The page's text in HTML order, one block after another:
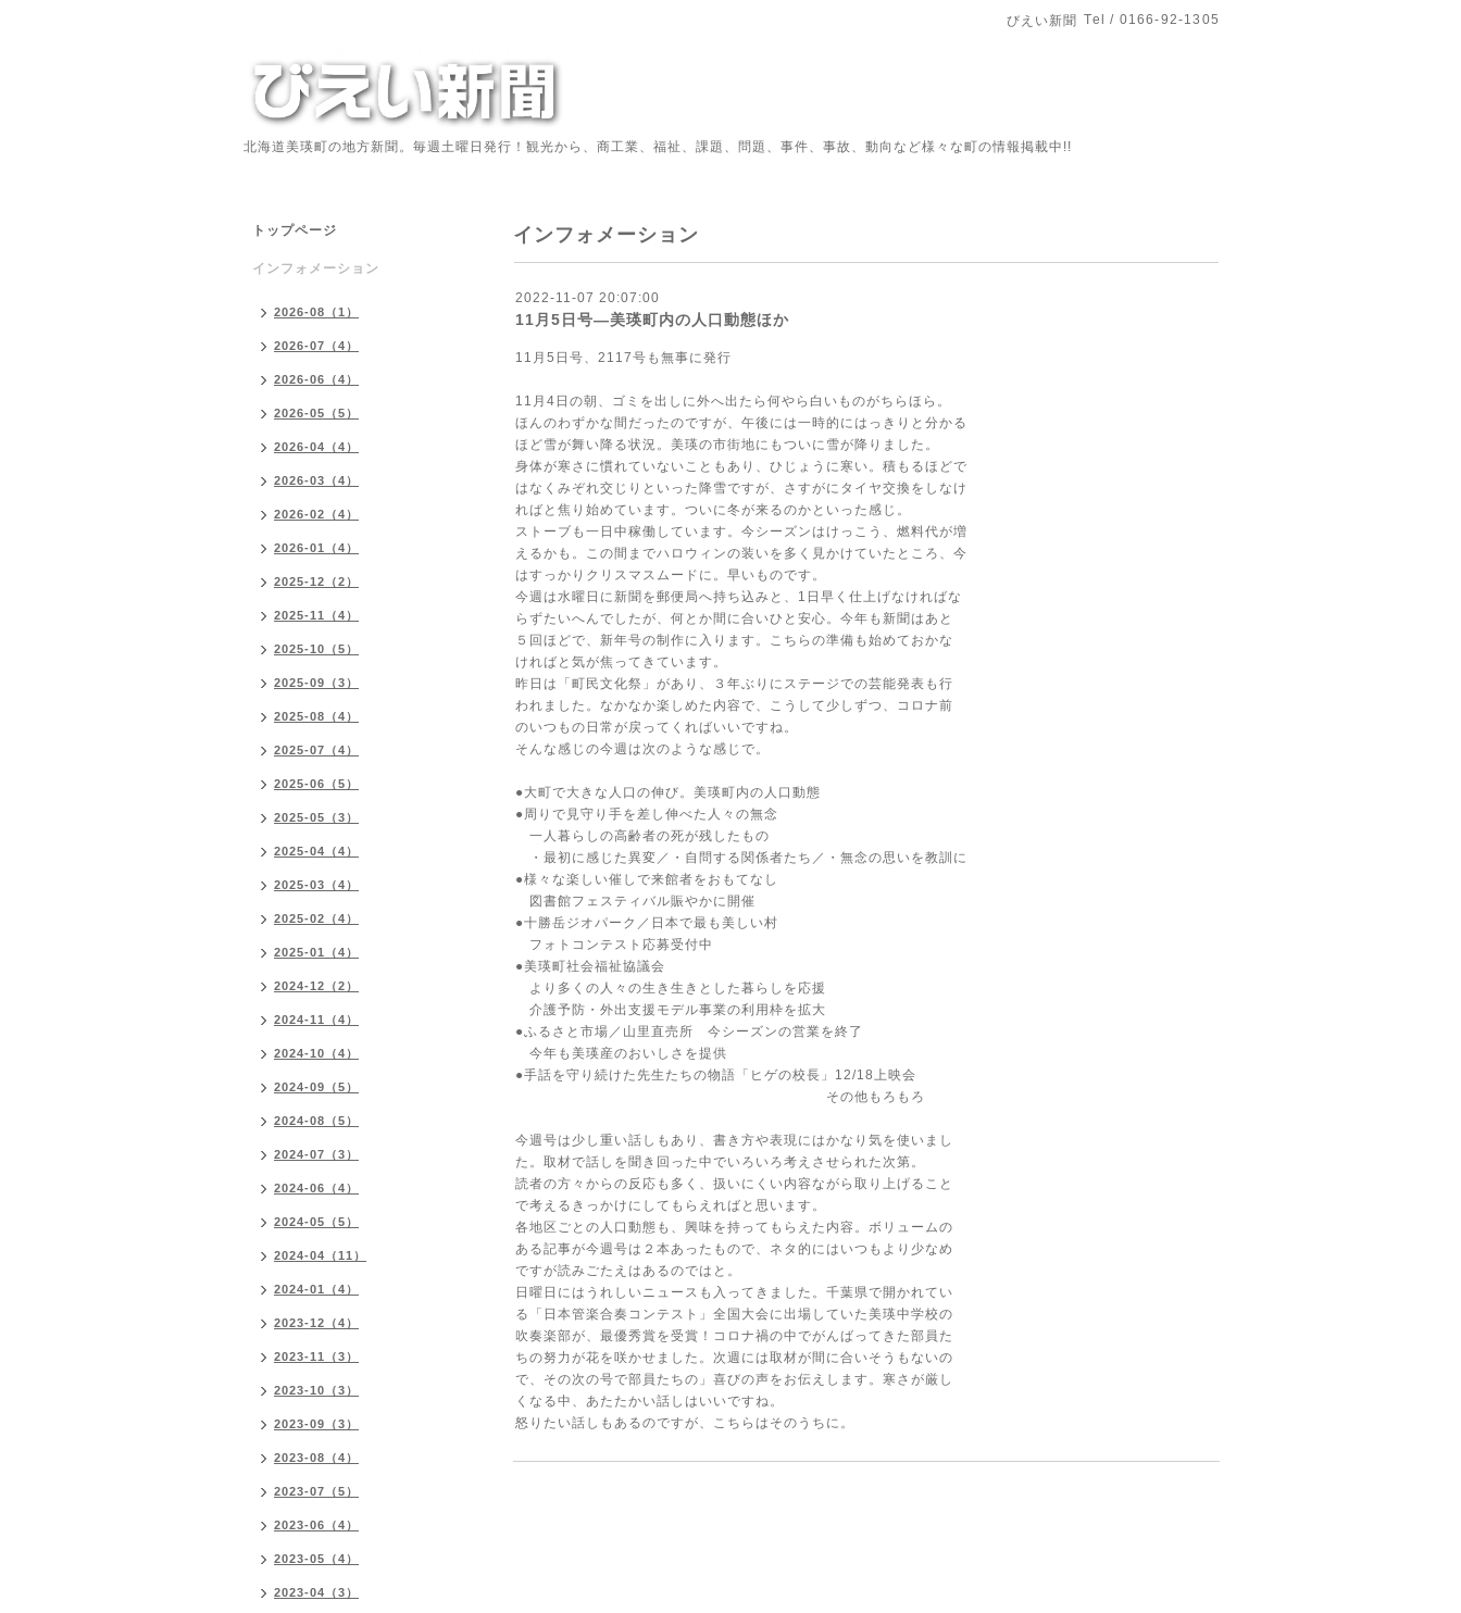
びえい新聞 Tel / 0166-92-1305
北海道美瑛町の地方新聞。毎週土曜日発行！観光から、商工業、福祉、課題、問題、事件、事故、動向など様々な町の情報掲載中!!
インフォメーション
2022-11-07 20:07:00
11月5日号―美瑛町内の人口動態ほか
11月5日号、2117号も無事に発行
11月4日の朝、ゴミを出しに外へ出たら何やら白いものがちらほら。
ほんのわずかな間だったのですが、午後には一時的にはっきりと分かる
ほど雪が舞い降る状況。美瑛の市街地にもついに雪が降りました。
身体が寒さに慣れていないこともあり、ひじょうに寒い。積もるほどで
はなくみぞれ交じりといった降雪ですが、さすがにタイヤ交換をしなけ
ればと焦り始めています。ついに冬が来るのかといった感じ。
ストーブも一日中稼働しています。今シーズンはけっこう、燃料代が増
えるかも。この間までハロウィンの装いを多く見かけていたところ、今
はすっかりクリスマスムードに。早いものです。
今週は水曜日に新聞を郵便局へ持ち込みと、1日早く仕上げなければな
らずたいへんでしたが、何とか間に合いひと安心。今年も新聞はあと
５回ほどで、新年号の制作に入ります。こちらの準備も始めておかな
ければと気が焦ってきています。
昨日は「町民文化祭」があり、３年ぶりにステージでの芸能発表も行
われました。なかなか楽しめた内容で、こうして少しずつ、コロナ前
のいつもの日常が戻ってくればいいですね。
そんな感じの今週は次のような感じで。
●大町で大きな人口の伸び。美瑛町内の人口動態
●周りで見守り手を差し伸べた人々の無念
一人暮らしの高齢者の死が残したもの
・最初に感じた異変／・自問する関係者たち／・無念の思いを教訓に
●様々な楽しい催しで来館者をおもてなし
図書館フェスティバル賑やかに開催
●十勝岳ジオパーク／日本で最も美しい村
フォトコンテスト応募受付中
●美瑛町社会福祉協議会
より多くの人々の生き生きとした暮らしを応援
介護予防・外出支援モデル事業の利用枠を拡大
●ふるさと市場／山里直売所 今シーズンの営業を終了
今年も美瑛産のおいしさを提供
●手話を守り続けた先生たちの物語「ヒゲの校長」12/18上映会
その他もろもろ
今週号は少し重い話しもあり、書き方や表現にはかなり気を使いまし
た。取材で話しを聞き回った中でいろいろ考えさせられた次第。
読者の方々からの反応も多く、扱いにくい内容ながら取り上げること
で考えるきっかけにしてもらえればと思います。
各地区ごとの人口動態も、興味を持ってもらえた内容。ボリュームの
ある記事が今週号は２本あったもので、ネタ的にはいつもより少なめ
ですが読みごたえはあるのではと。
日曜日にはうれしいニュースも入ってきました。千葉県で開かれてい
る「日本管楽合奏コンテスト」全国大会に出場していた美瑛中学校の
吹奏楽部が、最優秀賞を受賞！コロナ禍の中でがんばってきた部員た
ちの努力が花を咲かせました。次週には取材が間に合いそうもないの
で、その次の号で部員たちの」喜びの声をお伝えします。寒さが厳し
くなる中、あたたかい話しはいいですね。
怒りたい話しもあるのですが、こちらはそのうちに。
トップページ
インフォメーション
2026-08（1）
2026-07（4）
2026-06（4）
2026-05（5）
2026-04（4）
2026-03（4）
2026-02（4）
2026-01（4）
2025-12（2）
2025-11（4）
2025-10（5）
2025-09（3）
2025-08（4）
2025-07（4）
2025-06（5）
2025-05（3）
2025-04（4）
2025-03（4）
2025-02（4）
2025-01（4）
2024-12（2）
2024-11（4）
2024-10（4）
2024-09（5）
2024-08（5）
2024-07（3）
2024-06（4）
2024-05（5）
2024-04（11）
2024-01（4）
2023-12（4）
2023-11（3）
2023-10（3）
2023-09（3）
2023-08（4）
2023-07（5）
2023-06（4）
2023-05（4）
2023-04（3）